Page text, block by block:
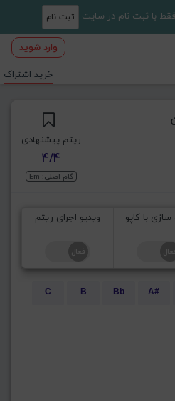
ثبت نام
وارد شوید
خرید اشتراک
ریتم پیشنهادی
4/4
گام اصلی: Em
با کاپو ویدیو اجرای ریتم
A#
Bb
B
C